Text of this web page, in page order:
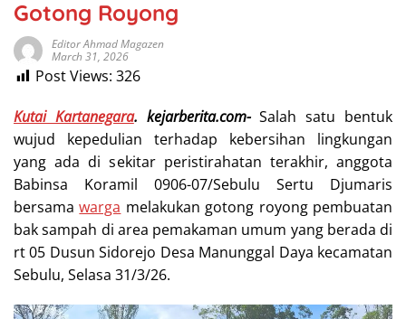
Gotong Royong
Editor Ahmad Magazen
March 31, 2026
Post Views: 326
Kutai Kartanegara. kejarberita.com- Salah satu bentuk
wujud kepedulian terhadap kebersihan lingkungan
yang ada di sekitar peristirahatan terakhir, anggota
Babinsa Koramil 0906-07/Sebulu Sertu Djumaris
bersamawarga melakukan gotong royong pembuatan
bak sampah di area pemakaman umum yang berada di
rt 05 Dusun Sidorejo Desa Manunggal Daya kecamatan
Sebulu, Selasa 31/3/26.